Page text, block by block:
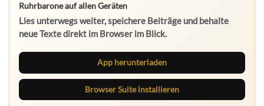
Ruhrbarone auf allen Geräten
Lies unterwegs weiter, speichere Beiträge und behalte
neue Texte direkt im Browser im Blick.
App herunterladen
Browser Suite installieren